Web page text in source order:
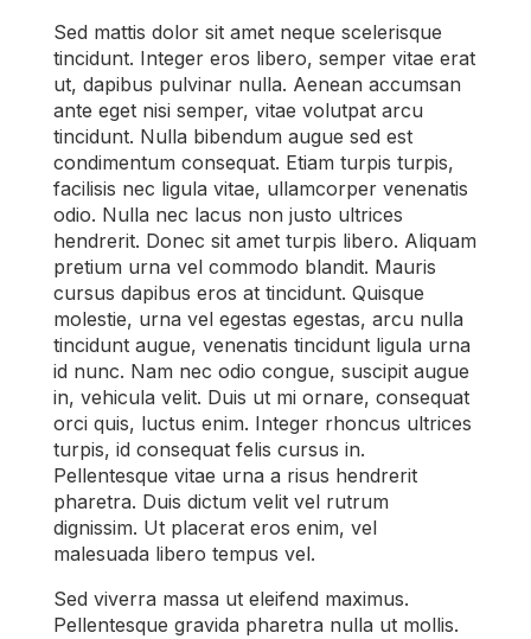
Sed mattis dolor sit amet neque scelerisque
tincidunt. Integer eros libero, semper vitae erat
ut, dapibus pulvinar nulla. Aenean accumsan
ante eget nisi semper, vitae volutpat arcu
tincidunt. Nulla bibendum augue sed est
condimentum consequat. Etiam turpis turpis,
facilisis nec ligula vitae, ullamcorper venenatis
odio. Nulla nec lacus non justo ultrices
hendrerit. Donec sit amet turpis libero. Aliquam
pretium urna vel commodo blandit. Mauris
cursus dapibus eros at tincidunt. Quisque
molestie, urna vel egestas egestas, arcu nulla
tincidunt augue, venenatis tincidunt ligula urna
id nunc. Nam nec odio congue, suscipit augue
in, vehicula velit. Duis ut mi ornare, consequat
orci quis, luctus enim. Integer rhoncus ultrices
turpis, id consequat felis cursus in.
Pellentesque vitae urna a risus hendrerit
pharetra. Duis dictum velit vel rutrum
dignissim. Ut placerat eros enim, vel
malesuada libero tempus vel.
Sed viverra massa ut eleifend maximus.
Pellentesque gravida pharetra nulla ut mollis.